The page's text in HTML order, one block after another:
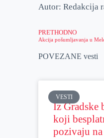
Autor: Redakcija
PRETHODNO
Akcija pošumljavanja u
POVEZANE vesti
VESTI
Iz Gradske
koji
pozivaju